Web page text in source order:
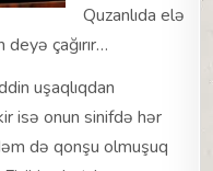
Quzanlıda elə
çağırır…
uşaqlıqdan
isə onun sinifdə hər
də qonşu olmuşuq